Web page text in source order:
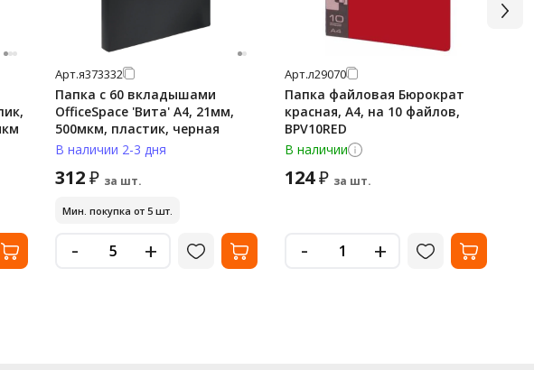
Арт.я373332
Папка с 60 вкладышами
OfficeSpace 'Вита' А4, 21мм,
500мкм, пластик, черная
В наличии 2-3 дня
312₽ за шт.
Мин. покупка от 5 шт.
- +
Арт.л29070
Папка файловая Бюрократ
красная, А4, на 10 файлов,
BPV10RED
В наличии
124₽ за шт.
- +